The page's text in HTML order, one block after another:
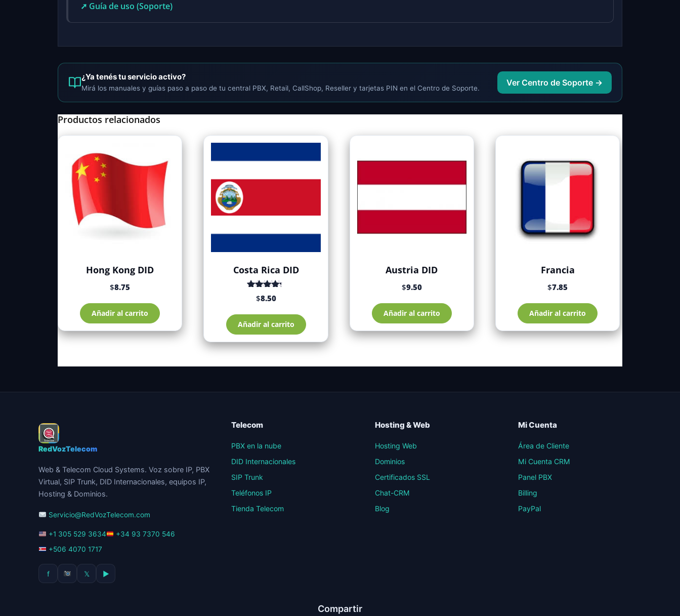
➚ Guía de uso (Soporte)
¿Ya tenés tu servicio activo?
Mirá los manuales y guías paso a paso de tu central PBX, Retail, CallShop, Reseller y tarjetas PIN en el Centro de Soporte.
Ver Centro de Soporte →
Productos relacionados
Hong Kong DID
$8.75
Añadir al carrito
Costa Rica DID
Valorado
conde 5
$8.50
Añadir al carrito
Austria DID
$9.50
Añadir al carrito
Francia
$7.85
Añadir al carrito
RedVozTelecom
Web & Telecom Cloud Systems. Voz sobre IP, PBX
Virtual, SIP Trunk, DID Internacionales, equipos IP,
Hosting & Dominios.
Servicio@RedVozTelecom.com
+1 305 529 3634
+34 93 7370 546
+506 4070 1717
f 𝕏 ▶
Telecom
PBX en la nube
DID Internacionales
SIP Trunk
Teléfonos IP
Tienda Telecom
Hosting & Web
Hosting Web
Dominios
Certificados SSL
Chat-CRM
Blog
Mi Cuenta
Área de Cliente
Mi Cuenta CRM
Panel PBX
Billing
PayPal
Compartir